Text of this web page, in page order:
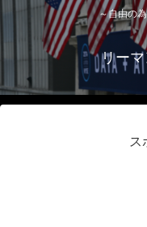
～自由の
リー
ス